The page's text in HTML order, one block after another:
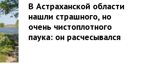
В Астраханской области
нашли страшного, но
очень чистоплотного
паука: он расчесывался